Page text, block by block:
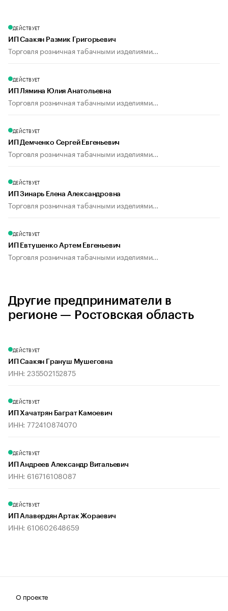
ДЕЙСТВУЕТ
ИП Саакян Размик Григорьевич
Торговля розничная табачными изделиями...
ДЕЙСТВУЕТ
ИП Лямина Юлия Анатольевна
Торговля розничная табачными изделиями...
ДЕЙСТВУЕТ
ИП Демченко Сергей Евгеньевич
Торговля розничная табачными изделиями...
ДЕЙСТВУЕТ
ИП Зинарь Елена Александровна
Торговля розничная табачными изделиями...
ДЕЙСТВУЕТ
ИП Евтушенко Артем Евгеньевич
Торговля розничная табачными изделиями...
Другие предприниматели в
регионе — Ростовская область
ДЕЙСТВУЕТ
ИП Саакян Грануш Мушеговна
ИНН: 235502152875
ДЕЙСТВУЕТ
ИП Хачатрян Баграт Камоевич
ИНН: 772410874070
ДЕЙСТВУЕТ
ИП Андреев Александр Витальевич
ИНН: 616716108087
ДЕЙСТВУЕТ
ИП Алавердян Артак Жораевич
ИНН: 610602648659
О проекте